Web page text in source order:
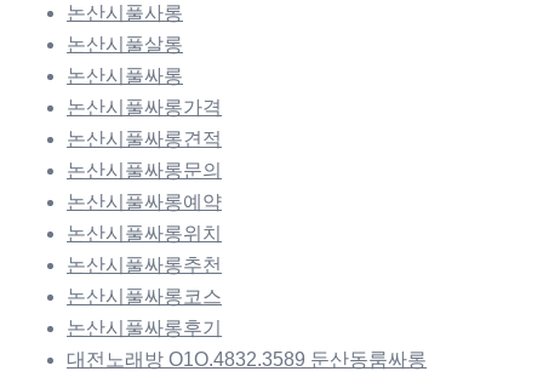
논산시풀사롱
논산시풀살롱
논산시풀싸롱
논산시풀싸롱가격
논산시풀싸롱견적
논산시풀싸롱문의
논산시풀싸롱예약
논산시풀싸롱위치
논산시풀싸롱추천
논산시풀싸롱코스
논산시풀싸롱후기
대전노래방 O1O.4832.3589 둔산동룸싸롱